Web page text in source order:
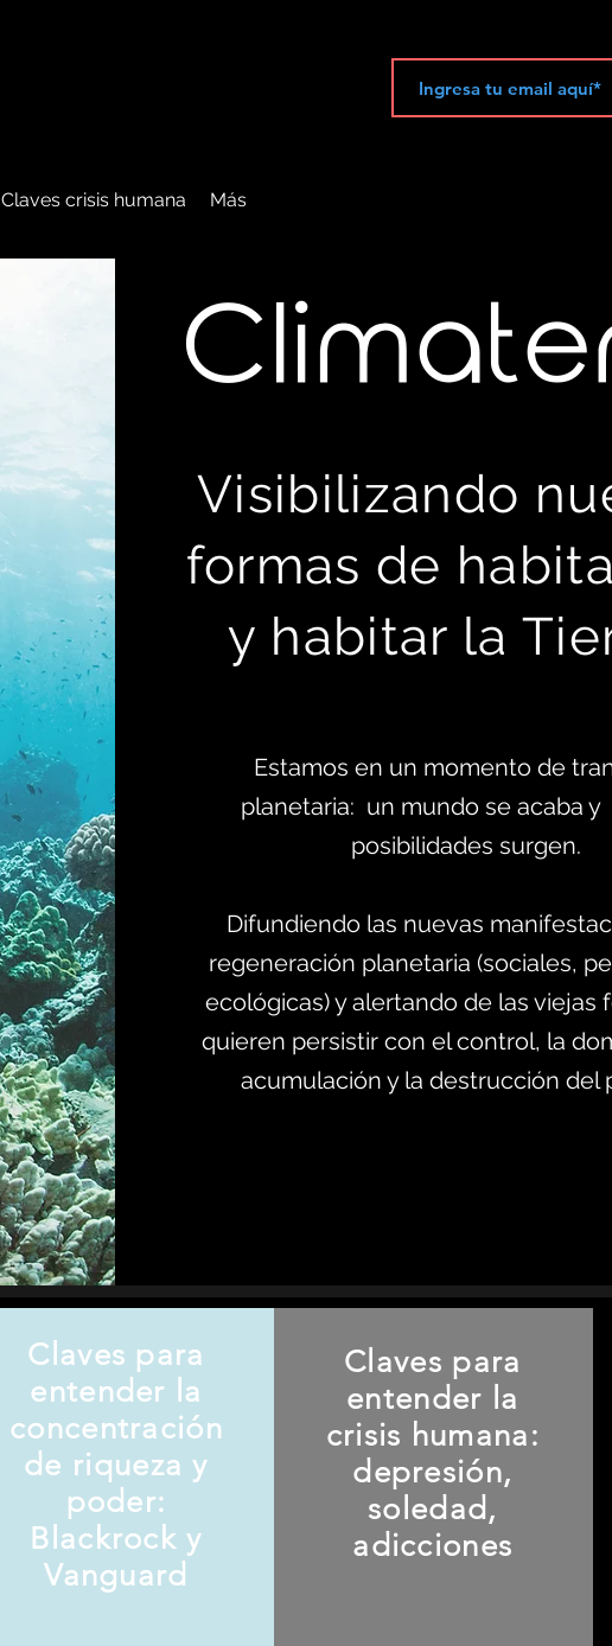
Claves crisis humana Más
C
Visibilizando
formas de
y habitar la
Estamos en un momento de
planetaria: un mundo se acaba y
posibilidades surgen.
Difundiendo las nuevas
regeneración planetaria (sociales,
ecológicas) y alertando de las viejas
quieren persistir con el control, la
acumulación y la destrucción del
Claves para
entender la
concentración
de riqueza y
poder:
Blackrock y
Vanguard
Claves para
entender la
crisis humana:
depresión,
soledad,
adicciones